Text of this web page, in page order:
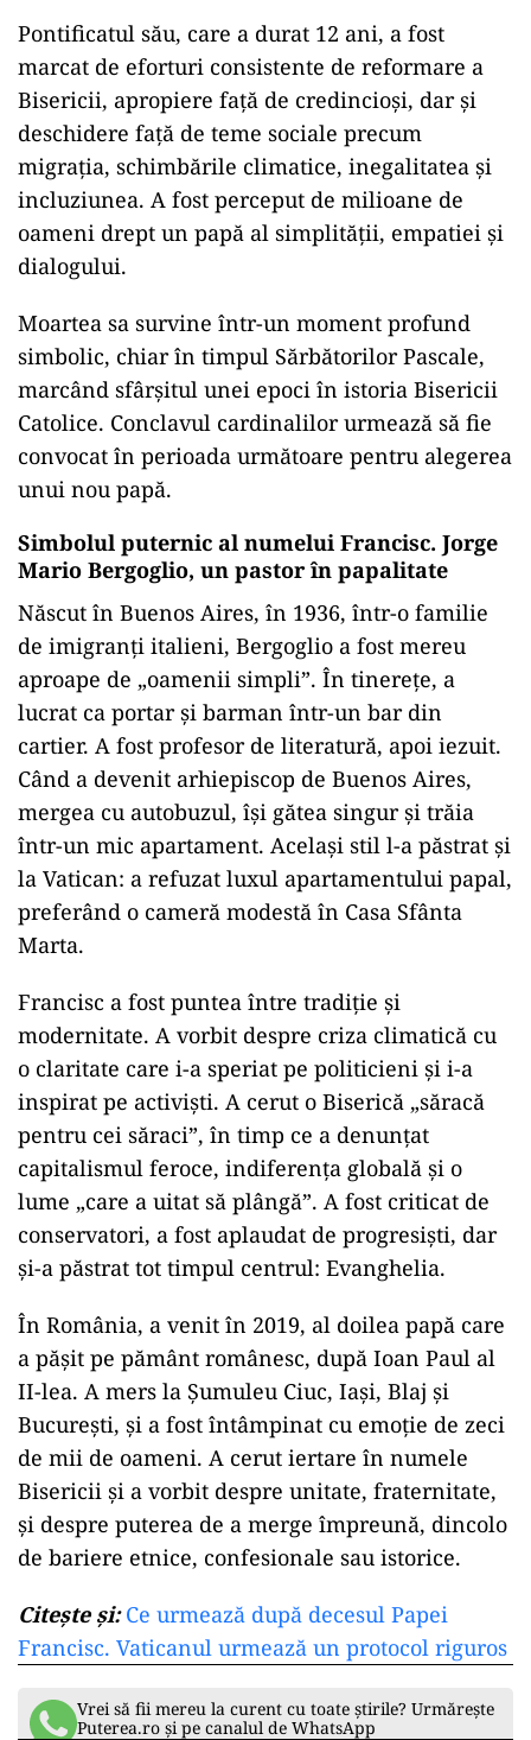
Pontificatul său, care a durat 12 ani, a fost
marcat de eforturi consistente de reformare a
Bisericii, apropiere față de credincioși, dar și
deschidere față de teme sociale precum
migrația, schimbările climatice, inegalitatea și
incluziunea. A fost perceput de milioane de
oameni drept un papă al simplității, empatiei și
dialogului.
Moartea sa survine într-un moment profund
simbolic, chiar în timpul Sărbătorilor Pascale,
marcând sfârșitul unei epoci în istoria Bisericii
Catolice. Conclavul cardinalilor urmează să fie
convocat în perioada următoare pentru alegerea
unui nou papă.
Simbolul puternic al numelui Francisc. Jorge
Mario Bergoglio, un pastor în papalitate
Născut în Buenos Aires, în 1936, într-o familie
de imigranți italieni, Bergoglio a fost mereu
aproape de „oamenii simpli”. În tinerețe, a
lucrat ca portar și barman într-un bar din
cartier. A fost profesor de literatură, apoi iezuit.
Când a devenit arhiepiscop de Buenos Aires,
mergea cu autobuzul, își gătea singur și trăia
într-un mic apartament. Același stil l-a păstrat și
la Vatican: a refuzat luxul apartamentului papal,
preferând o cameră modestă în Casa Sfânta
Marta.
Francisc a fost puntea între tradiție și
modernitate. A vorbit despre criza climatică cu
o claritate care i-a speriat pe politicieni și i-a
inspirat pe activiști. A cerut o Biserică „săracă
pentru cei săraci”, în timp ce a denunțat
capitalismul feroce, indiferența globală și o
lume „care a uitat să plângă”. A fost criticat de
conservatori, a fost aplaudat de progresiști, dar
și-a păstrat tot timpul centrul: Evanghelia.
În România, a venit în 2019, al doilea papă care
a pășit pe pământ românesc, după Ioan Paul al
II-lea. A mers la Șumuleu Ciuc, Iași, Blaj și
București, și a fost întâmpinat cu emoție de zeci
de mii de oameni. A cerut iertare în numele
Bisericii și a vorbit despre unitate, fraternitate,
și despre puterea de a merge împreună, dincolo
de bariere etnice, confesionale sau istorice.
Citește și:Ce urmează după decesul Papei
Francisc. Vaticanul urmează un protocol riguros
Vrei să fii mereu la curent cu toate știrile? Urmărește
Puterea.ro și pe canalul de WhatsApp